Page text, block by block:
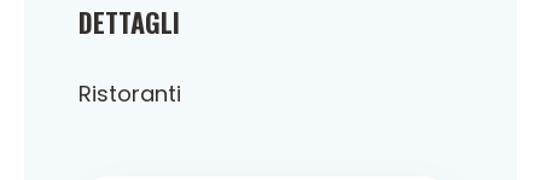
DETTAGLI
Ristoranti